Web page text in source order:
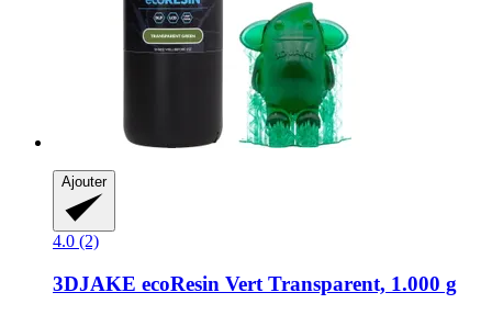
Ajouter
4.0 (2)
3DJAKE ecoResin Vert Transparent, 1.000 g